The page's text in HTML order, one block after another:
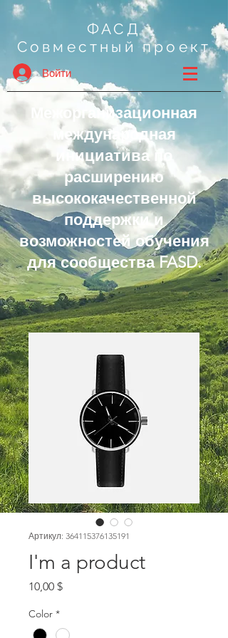
ФАСД
Совместный проект
Войти
Межорганизационная
международная
инициатива по
расширению
высококачественной
поддержки и
возможностей обучения
для сообщества FASD.
Артикул: 364115376135191
I'm a product
10,00 $Цена
Color *